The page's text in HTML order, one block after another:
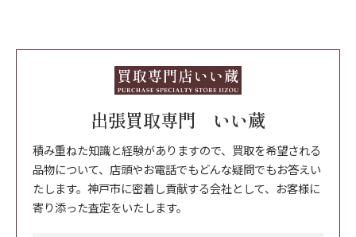
出張買取専門 いい蔵
積み重ねた知識と経験がありますので、買取を希望される
品物について、店頭やお電話でもどんな疑問でもお答えい
たします。神戸市に密着し貢献する会社として、お客様に
寄り添った査定をいたします。